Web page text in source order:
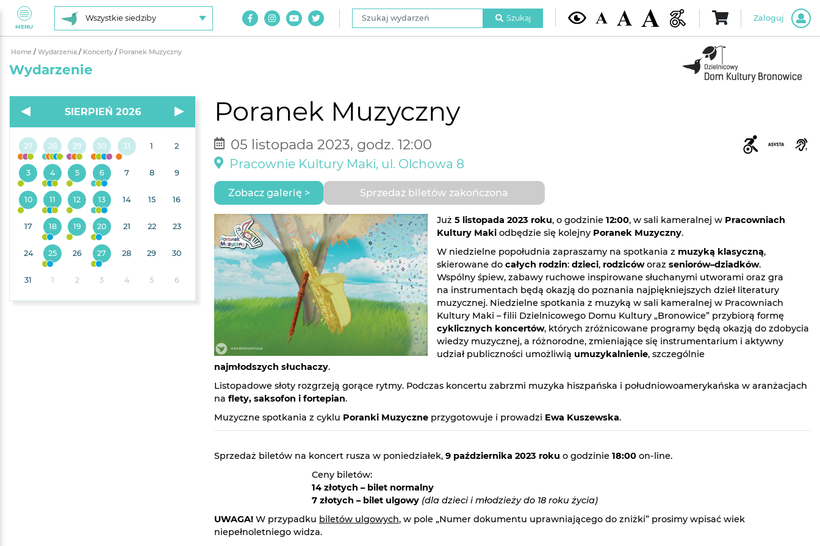
MENU
Wszystkie siedziby
Szukaj wydarzeń
Szukaj Zaloguj
Home / Wydarzenia / Koncerty / Poranek Muzyczny
Wydarzenie
Poranek Muzyczny
05 listopada 2023, godz. 12:00
Pracownie Kultury Maki, ul. Olchowa 8
Zobacz galerię > Sprzedaż biletów zakończona
Już 5 listopada 2023 roku, o godzinie 12:00, w sali kameralnej w Pracowniach
Kultury Maki odbędzie się kolejny Poranek Muzyczny.
W niedzielne popołudnia zapraszamy na spotkania z muzyką klasyczną,
skierowane do całych rodzin: dzieci, rodzicóworaz seniorów–dziadków.
Wspólny śpiew, zabawy ruchowe inspirowane słuchanymi utworami oraz gra
na instrumentach będą okazją do poznania najpiękniejszych dzieł literatury
muzycznej. Niedzielne spotkania z muzyką w sali kameralnej w Pracowniach
Kultury Maki – filii Dzielnicowego Domu Kultury „Bronowice” przybiorą formę
cyklicznych koncertów, których zróżnicowane programy będą okazją do zdobycia
wiedzy muzycznej, a różnorodne, zmieniające się instrumentarium i aktywny
udział publiczności umożliwią umuzykalnienie, szczególnie
najmłodszych słuchaczy.
Listopadowe słoty rozgrzeją gorące rytmy. Podczas koncertu zabrzmi muzyka hiszpańska i południowoamerykańska w aranżacjach
na flety, saksofon i fortepian.
Muzyczne spotkania z cyklu Poranki Muzyczne przygotowuje i prowadzi Ewa Kuszewska.
Sprzedaż biletów na koncert rusza w poniedziałek, 9 października 2023 roku o godzinie 18:00 on-line.
Ceny biletów:
14 złotych – bilet normalny
7 złotych – bilet ulgowy (dla dzieci i młodzieży do 18 roku życia)
UWAGA! W przypadku biletów ulgowych, w pole „Numer dokumentu uprawniającego do zniżki” prosimy wpisać wiek
niepełnoletniego widza.
SIERPIEŃ 2026
27 28 29 30 31 1 2
3 4 5 6 7 8 9
10 11 12 13 14 15 16
17 18 19 20 21 22 23
24 25 26 27 28 29 30
31 1 2 3 4 5 6